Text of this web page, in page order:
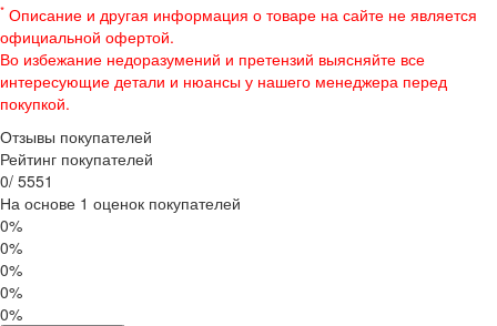
* Описание и другая информация о товаре на сайте не является
официальной офертой.
Во избежание недоразумений и претензий выясняйте все
интересующие детали и нюансы у нашего менеджера перед
покупкой.
Отзывы покупателей
Рейтинг покупателей
0/ 5551
На основе 1 оценок покупателей
0%
0%
0%
0%
0%